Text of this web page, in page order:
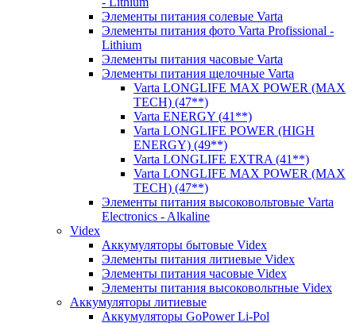
Элементы питания солевые Varta
Элементы питания фото Varta Profissional -
Lithium
Элементы питания часовые Varta
Элементы питания щелочные Varta
Varta LONGLIFE MAX POWER (MAX
TECH) (47**)
Varta ENERGY (41**)
Varta LONGLIFE POWER (HIGH
ENERGY) (49**)
Varta LONGLIFE EXTRA (41**)
Varta LONGLIFE MAX POWER (MAX
TECH) (47**)
Элементы питания высоковольтовые Varta
Electronics - Alkaline
Videx
Аккумуляторы бытовые Videx
Элементы питания литиевые Videx
Элементы питания часовые Videx
Элементы питания высоковольтные Videx
Аккумуляторы литиевые
Аккумуляторы GoPower Li-Pol